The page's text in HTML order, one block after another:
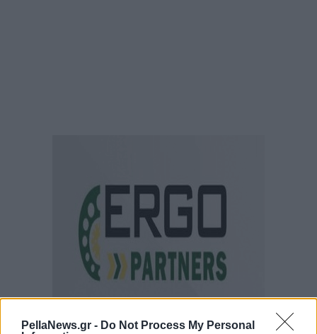
PellaNews.gr - Do Not Process My Personal